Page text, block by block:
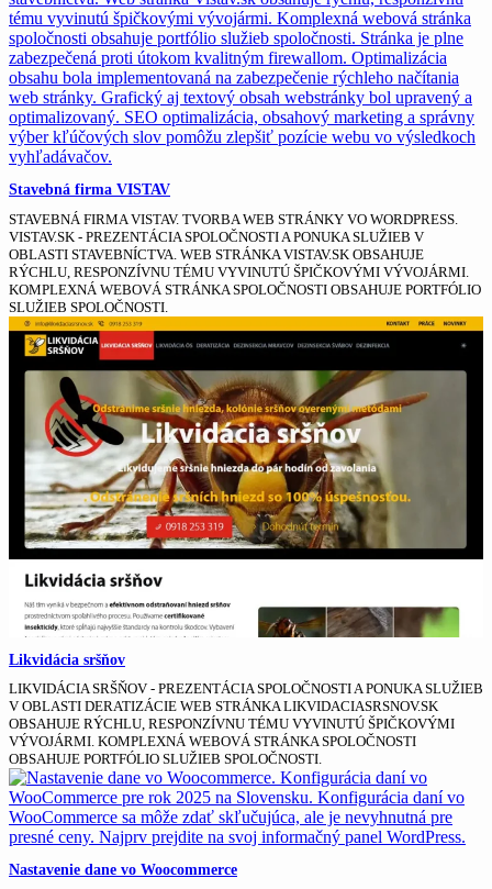
Stavebná firma VISTAV
STAVEBNÁ FIRMA VISTAV. TVORBA WEB STRÁNKY VO WORDPRESS.
VISTAV.SK - PREZENTÁCIA SPOLOČNOSTI A PONUKA SLUŽIEB V
OBLASTI STAVEBNÍCTVA. WEB STRÁNKA VISTAV.SK OBSAHUJE
RÝCHLU, RESPONZÍVNU TÉMU VYVINUTÚ ŠPIČKOVÝMI VÝVOJÁRMI.
KOMPLEXNÁ WEBOVÁ STRÁNKA SPOLOČNOSTI OBSAHUJE PORTFÓLIO
SLUŽIEB SPOLOČNOSTI.
Likvidácia sršňov
LIKVIDÁCIA SRŠŇOV - PREZENTÁCIA SPOLOČNOSTI A PONUKA SLUŽIEB
V OBLASTI DERATIZÁCIE WEB STRÁNKA LIKVIDACIASRSNOV.SK
OBSAHUJE RÝCHLU, RESPONZÍVNU TÉMU VYVINUTÚ ŠPIČKOVÝMI
VÝVOJÁRMI. KOMPLEXNÁ WEBOVÁ STRÁNKA SPOLOČNOSTI
OBSAHUJE PORTFÓLIO SLUŽIEB SPOLOČNOSTI.
Nastavenie dane vo Woocommerce